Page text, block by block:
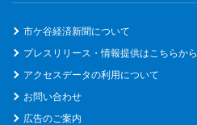
市ケ谷経済新聞について
プレスリリース・情報提供はこちらから
アクセスデータの利用について
お問い合わせ
広告のご案内